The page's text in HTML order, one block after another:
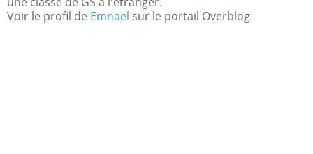
Voir le profil de Emnael sur le portail Overblog